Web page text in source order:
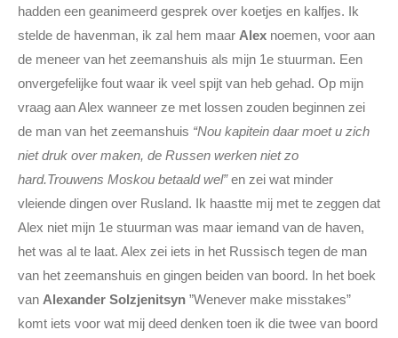
hadden een geanimeerd gesprek over koetjes en kalfjes. Ik
stelde de havenman, ik zal hem maar Alex noemen, voor aan
de meneer van het zeemanshuis als mijn 1e stuurman. Een
onvergefelijke fout waar ik veel spijt van heb gehad. Op mijn
vraag aan Alex wanneer ze met lossen zouden beginnen zei
de man van het zeemanshuis “Nou kapitein daar moet u zich
niet druk over maken, de Russen werken niet zo
hard.Trouwens Moskou betaald wel”en zei wat minder
vleiende dingen over Rusland. Ik haastte mij met te zeggen dat
Alex niet mijn 1e stuurman was maar iemand van de haven,
het was al te laat. Alex zei iets in het Russisch tegen de man
van het zeemanshuis en gingen beiden van boord. In het boek
van Alexander Solzjenitsyn ”Wenever make misstakes”
komt iets voor wat mij deed denken toen ik die twee van boord